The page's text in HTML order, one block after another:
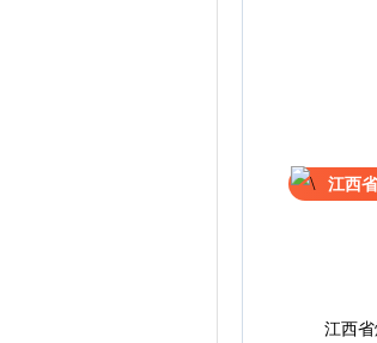
江西
江西省烟